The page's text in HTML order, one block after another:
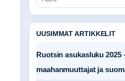
UUSIMMAT ARTIKKELIT
Ruotsin asukasluku 2025
maahanmuuttajat ja